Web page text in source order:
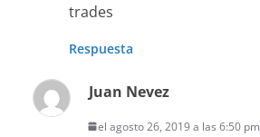
trades
Respuesta
Juan Nevez
el agosto 26, 2019 a las 6:50 pm